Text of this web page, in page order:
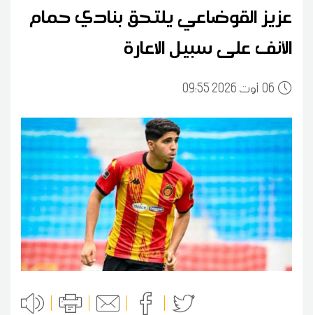
عزيز القوضاعي يلتحق بنادي حمام
الأنف على سبيل الاعارة
0609:55 2026 أوت